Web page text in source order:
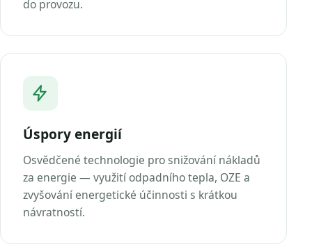
do provozu.
Úspory energií
Osvědčené technologie pro snižování nákladů
za energie — využití odpadního tepla, OZE a
zvyšování energetické účinnosti s krátkou
návratností.